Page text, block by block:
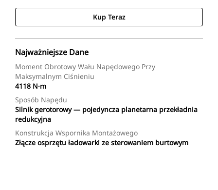
Kup Teraz
Najważniejsze Dane
Moment Obrotowy Wału Napędowego Przy
Maksymalnym Ciśnieniu
4118 N·m
Sposób Napędu
Silnik gerotorowy — pojedyncza planetarna przekładnia
redukcyjna
Konstrukcja Wspornika Montażowego
Złącze osprzętu ładowarki ze sterowaniem burtowym